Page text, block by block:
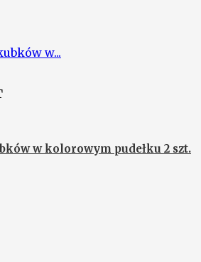
w kolorowym pudełku 2 szt.